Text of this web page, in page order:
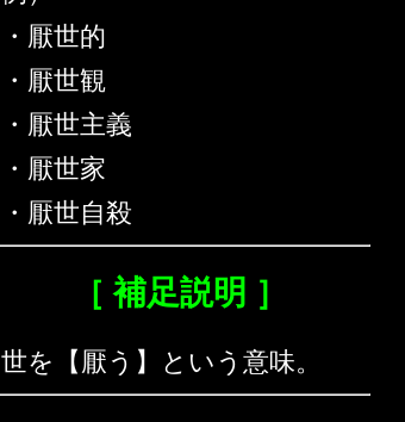
・厭世的
・厭世観
・厭世主義
・厭世家
・厭世自殺
［ 補足説明 ］
世を【厭う】という意味。